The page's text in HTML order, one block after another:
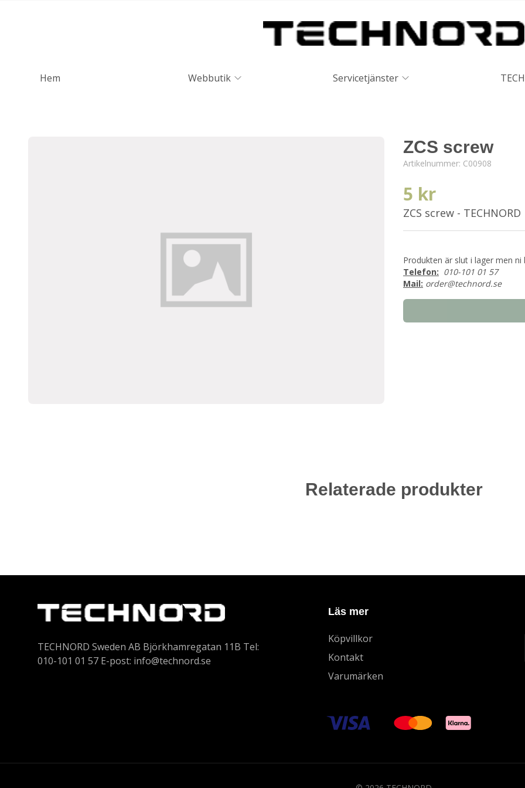
Hem Webbutik Servicetjänster
ZCS screw
Artikelnummer: C00908
5 kr
ZCS screw - TECHNORD
Produkten är slut i lager men
Telefon: 010-101 01 57
Mail: order@technord.se
Relaterade produkter
TECHNORD Sweden AB Björkhamregatan 11B Tel:
010-101 01 57 E-post: info@technord.se
Läs mer
Köpvillkor
Kontakt
Varumärken